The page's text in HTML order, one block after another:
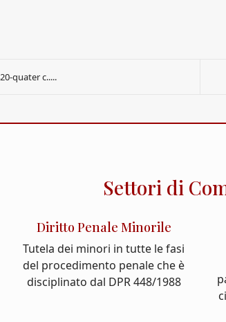
quater c.....
Settori di
Diritto Penale Minorile
Tutela dei minori in tutte le fasi
del procedimento penale che è
disciplinato dal DPR 448/1988